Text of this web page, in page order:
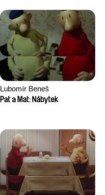
Lubomír Beneš
Pat a Mat: Nábytek